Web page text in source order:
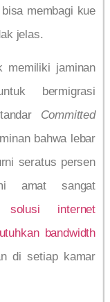
membagi kue
jelas.
memiliki jaminan
bermigrasi
Committed
bahwa lebar
seratus persen
amat sangat
solusi internet
bandwidth
di setiap kamar